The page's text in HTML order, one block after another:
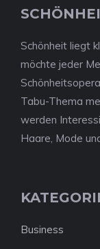
Schönheit liegt
möchte jeder
Tabu-Thema
werden
Haare, Mode
Business